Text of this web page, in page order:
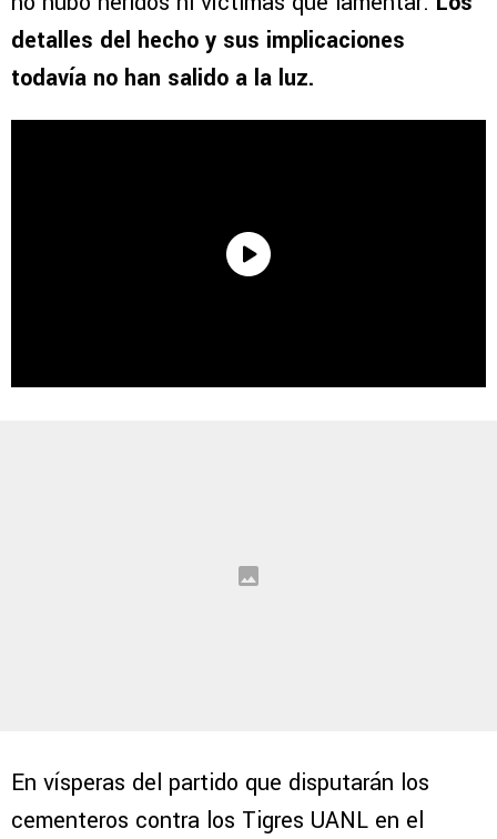
detalles del hecho y sus implicaciones
todavía no han salido a la luz.
En vísperas del partido que disputarán los
cementeros contra los Tigres UANL en el